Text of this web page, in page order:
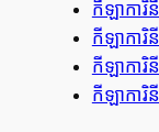
កីឡាការិ
កីឡាការិ
កីឡាការិ
កីឡាការិ